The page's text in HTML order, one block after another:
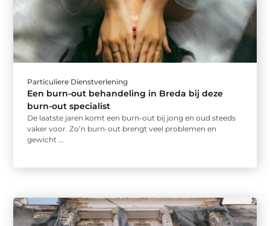
Particuliere Dienstverlening
Een burn-out behandeling in Breda bij deze
burn-out specialist
De laatste jaren komt een burn-out bij jong en oud steeds
vaker voor. Zo’n burn-out brengt veel problemen en
gewicht ...